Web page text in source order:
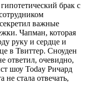
брак с
важные
Чапман, которая
руку и сердце и
в Твиттер. Сноуден
ответил, очевидно,
шоу Today Ричард
стала отвечать,